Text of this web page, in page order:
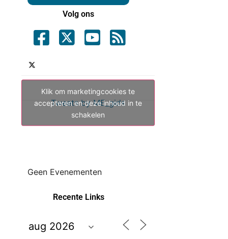
Volg ons
Tweets by ME_gids
Klik om marketingcookies te
accepteren en deze inhoud in te
schakelen
Geen Evenementen
Recente Links